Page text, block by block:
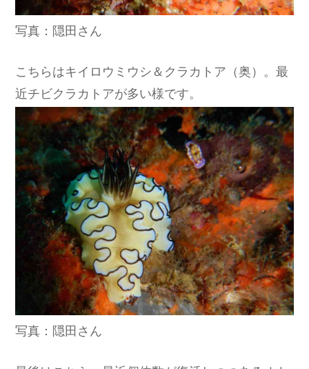
写真：隠田さん
こちらはキイロウミウシ＆クラカトア（奥）。最
近チビクラカトアが多い様です。
写真：隠田さん